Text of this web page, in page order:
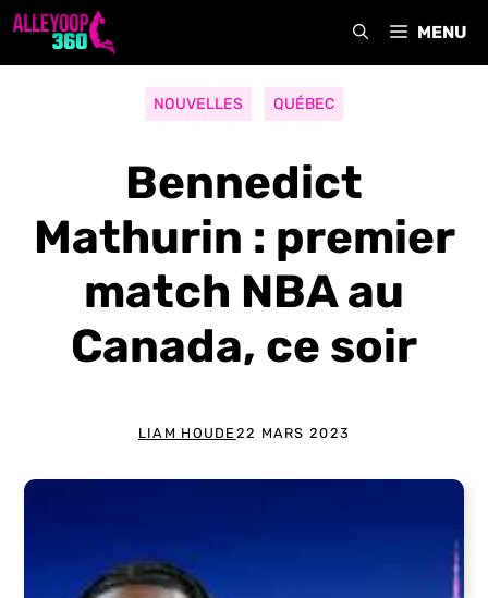
Aller
MENU
NOUVELLES QUÉBEC
Bennedict
Mathurin : premier
match NBA au
Canada, ce soir
LIAM HOUDE 22 MARS 2023